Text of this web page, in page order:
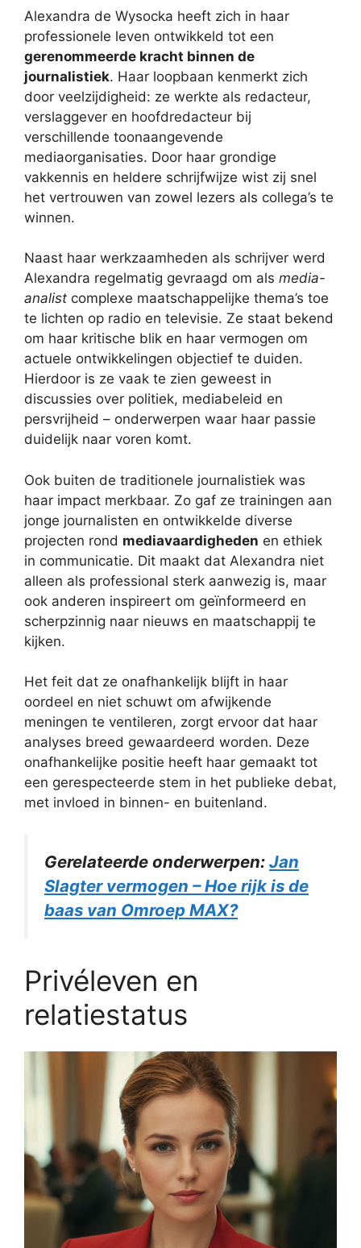
Alexandra de Wysocka heeft zich in haar
professionele leven ontwikkeld tot een
gerenommeerde kracht binnen de
journalistiek. Haar loopbaan kenmerkt zich
door veelzijdigheid: ze werkte als redacteur,
verslaggever en hoofdredacteur bij
verschillende toonaangevende
mediaorganisaties. Door haar grondige
vakkennis en heldere schrijfwijze wist zij snel
het vertrouwen van zowel lezers als collega’s te
winnen.
Naast haar werkzaamheden als schrijver werd
Alexandra regelmatig gevraagd om als media-
analist complexe maatschappelijke thema’s toe
te lichten op radio en televisie. Ze staat bekend
om haar kritische blik en haar vermogen om
actuele ontwikkelingen objectief te duiden.
Hierdoor is ze vaak te zien geweest in
discussies over politiek, mediabeleid en
persvrijheid – onderwerpen waar haar passie
duidelijk naar voren komt.
Ook buiten de traditionele journalistiek was
haar impact merkbaar. Zo gaf ze trainingen aan
jonge journalisten en ontwikkelde diverse
projecten rond mediavaardigheden en ethiek
in communicatie. Dit maakt dat Alexandra niet
alleen als professional sterk aanwezig is, maar
ook anderen inspireert om geïnformeerd en
scherpzinnig naar nieuws en maatschappij te
kijken.
Het feit dat ze onafhankelijk blijft in haar
oordeel en niet schuwt om afwijkende
meningen te ventileren, zorgt ervoor dat haar
analyses breed gewaardeerd worden. Deze
onafhankelijke positie heeft haar gemaakt tot
een gerespecteerde stem in het publieke debat,
met invloed in binnen- en buitenland.
Gerelateerde onderwerpen: Jan
Slagter vermogen – Hoe rijk is de
baas van Omroep MAX?
Privéleven en
relatiestatus